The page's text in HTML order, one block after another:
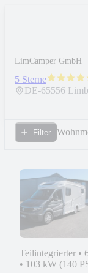
LimCamper GmbH
5 Sterne
DE-65556
Filter
Teilintegrierter •
• 103 kW (140